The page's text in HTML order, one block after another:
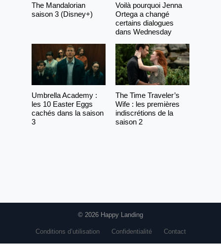
The Mandalorian
saison 3 (Disney+)
Voilà pourquoi Jenna
Ortega a changé
certains dialogues
dans Wednesday
Umbrella Academy :
les 10 Easter Eggs
cachés dans la saison
3
The Time Traveler’s
Wife : les premières
indiscrétions de la
saison 2
© 2026 Happy Landing
Conditions d’utilisation Confidentialité Contact